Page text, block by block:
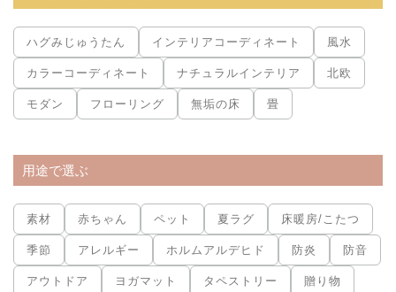
ハグみじゅうたん インテリアコーディネート 風水
カラーコーディネート ナチュラルインテリア 北欧
モダン フローリング 無垢の床 畳
用途で選ぶ
素材 赤ちゃん ペット 夏ラグ 床暖房/こたつ
季節 アレルギー ホルムアルデヒド 防炎 防音
アウトドア ヨガマット タペストリー 贈り物